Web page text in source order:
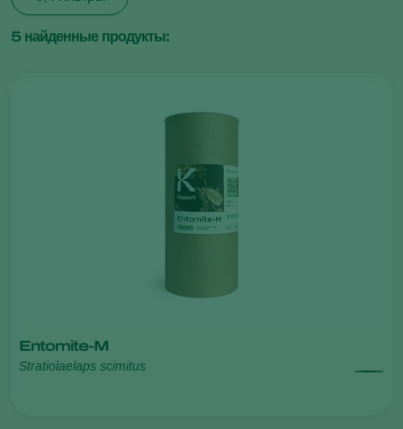
5 найденные продукты:
Entomite-M
Stratiolaelaps scimitus